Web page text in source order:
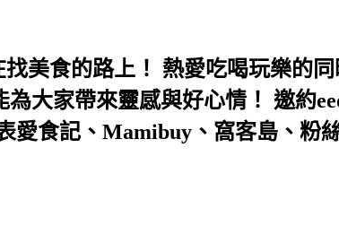
美食的路上！ 熱愛吃喝玩樂的
大家帶來靈感與好心情！ 邀約
愛食記、Mamibuy、窩客島、粉